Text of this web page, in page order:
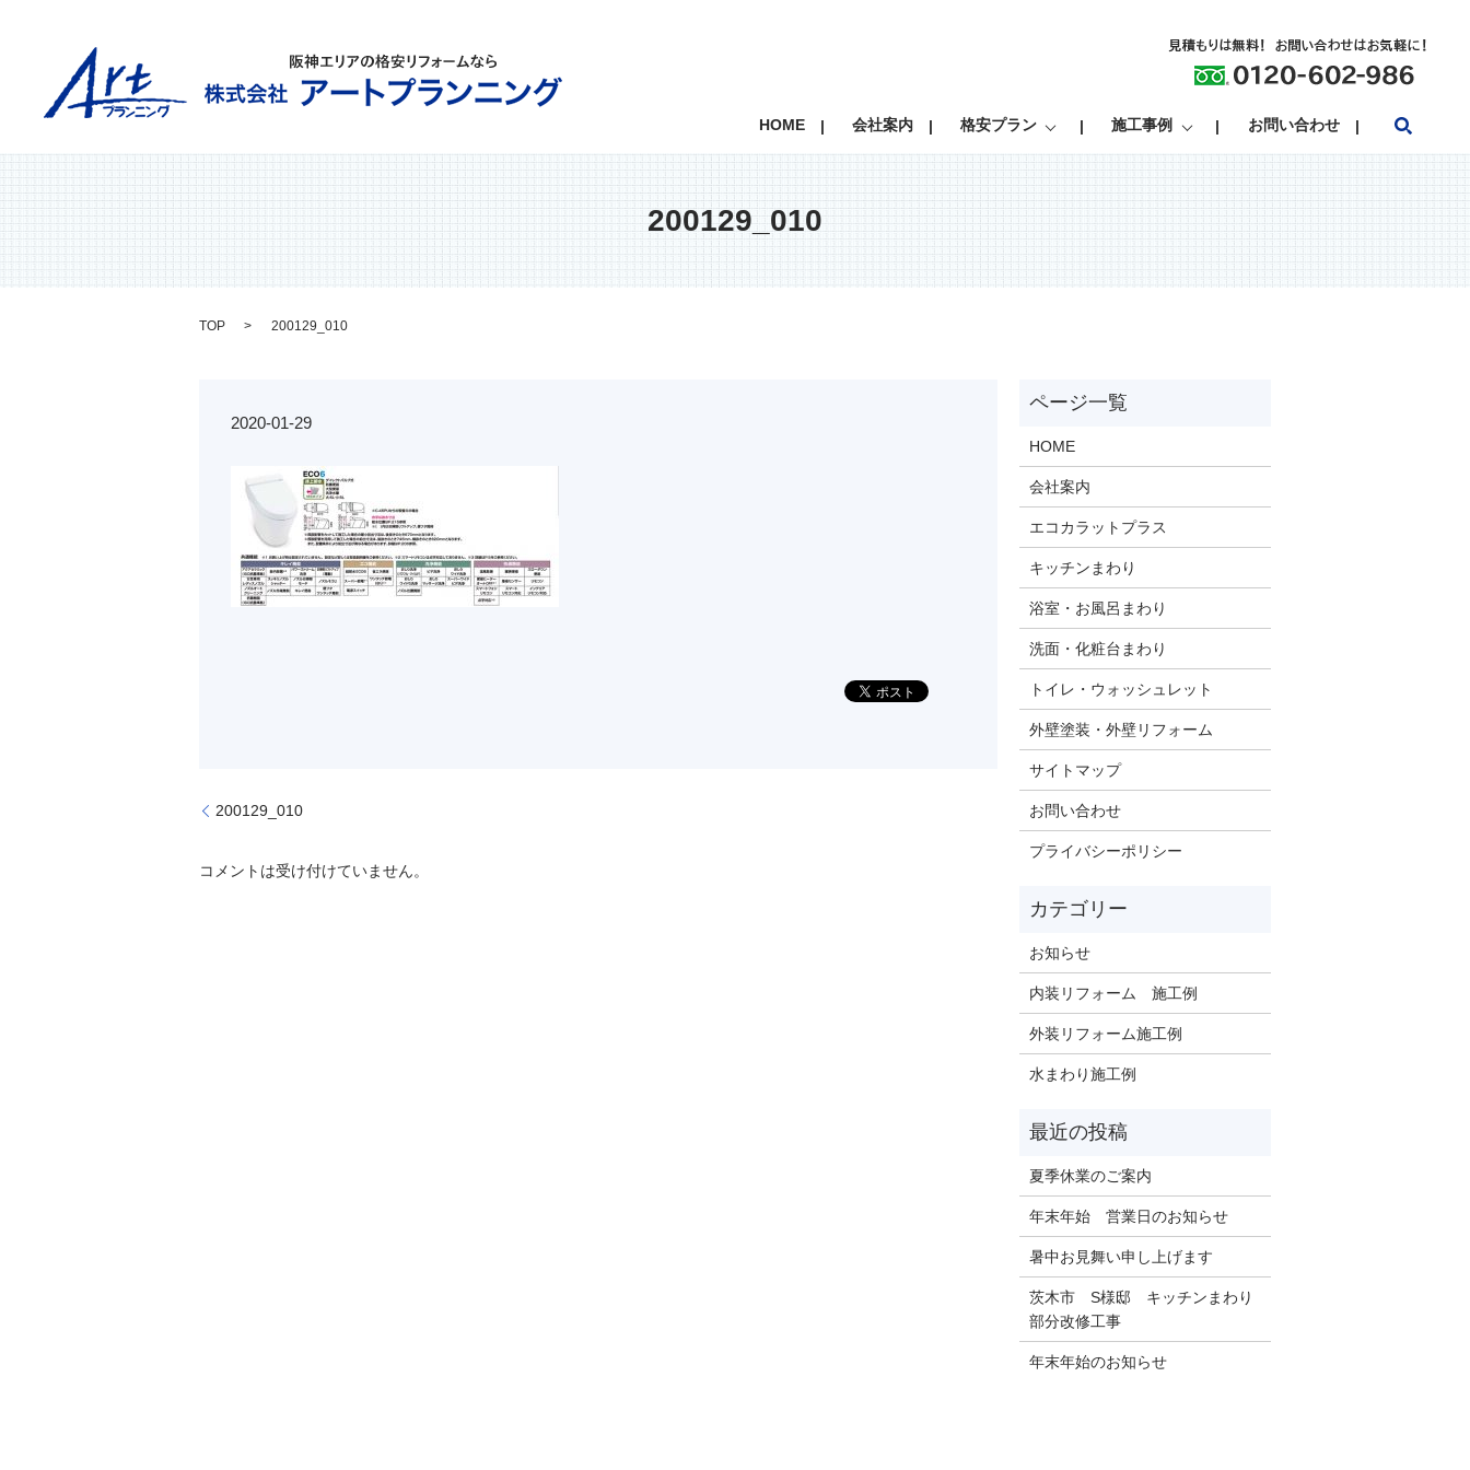
HOME 会社案内 格安プラン 施工事例 お問い合わせ
200129_010
TOP 200129_010
2020-01-29
200129_010
コメントは受け付けていません。
HOME
会社案内
エコカラットプラス
キッチンまわり
浴室・お風呂まわり
洗面・化粧台まわり
トイレ・ウォッシュレット
外壁塗装・外壁リフォーム
サイトマップ
お問い合わせ
プライバシーポリシー
お知らせ
内装リフォーム 施工例
外装リフォーム施工例
水まわり施工例
夏季休業のご案内
年末年始 営業日のお知らせ
暑中お見舞い申し上げます
茨木市 S様邸 キッチンまわり
部分改修工事
年末年始のお知らせ